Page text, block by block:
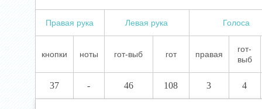
Правая рука Левая рука Голоса
кнопки ноты гот-выб гот правая
гот-
выб
37 - 46 108 3 4